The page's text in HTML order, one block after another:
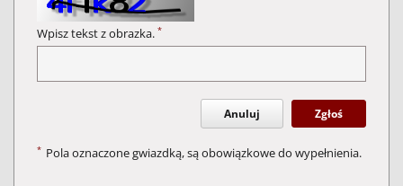
Wpisz tekst z obrazka. *
Anuluj Zgłoś
* Pola oznaczone gwiazdką, są obowiązkowe do wypełnienia.